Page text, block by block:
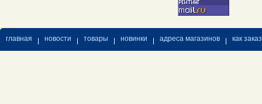
главная новости товары новинки адреса магазинов как